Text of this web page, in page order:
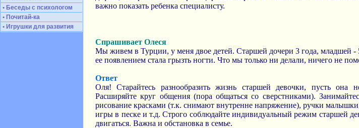
• Беседы с психологом
• Почитай-ка
• Игрушки для развития
важно показать ребенка специалисту.
Спрашивает Олеся
Мы живем в Турции, у меня двое детей. Старшей дочери 3 года, младшей
ее появлением стала грызть ногти. Что мы только ни делали, ничего не
Ответ
Оля! Старайтесь разнообразить жизнь старшей девочки, пусть
Расширяйте круг общения (пора общаться со сверстниками).
рисование красками (т.к. снимают внутренне напряжение), ручки
игры в песке и т.д. Строго соблюдайте индивидуальный режим старшей
двигаться. Важна и обстановка в семье.